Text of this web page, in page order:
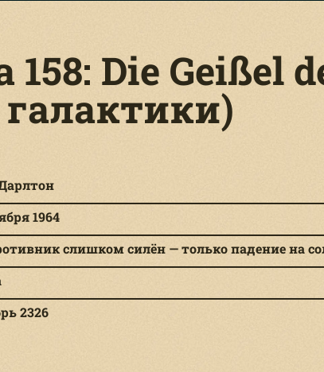
158: Die Geißel
галактики)
1964
слишком силён — только падение на
2326